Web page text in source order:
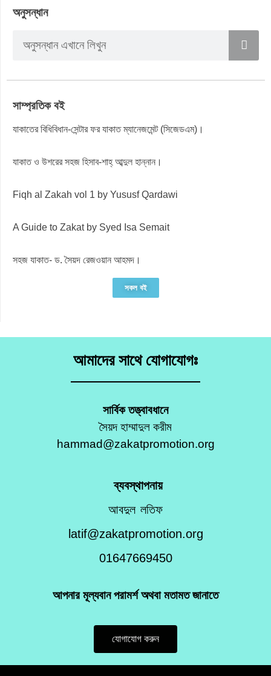
অনুসন্ধান
সাম্প্রতিক বই
যাকাতের বিধিবিধান-সেন্টার ফর যাকাত ম্যানেজমেন্ট (সিজেডএম)।
যাকাত ও উশরের সহজ হিসাব-শাহ্ আব্দুল হান্নান।
Fiqh al Zakah vol 1 by Yususf Qardawi
A Guide to Zakat by Syed Isa Semait
সহজ যাকাত- ড. সৈয়দ রেজওয়ান আহমদ।
সকল বই
আমাদের সাথে যোগাযোগঃ
সার্বিক তত্ত্বাবধানে
সৈয়দ হাম্মাদুল করীম
hammad@zakatpromotion.org
ব্যবস্থাপনায়
আবদুল লতিফ
latif@zakatpromotion.org
01647669450
আপনার মূল্যবান পরামর্শ অথবা মতামত জানাতে
যোগাযোগ করুন